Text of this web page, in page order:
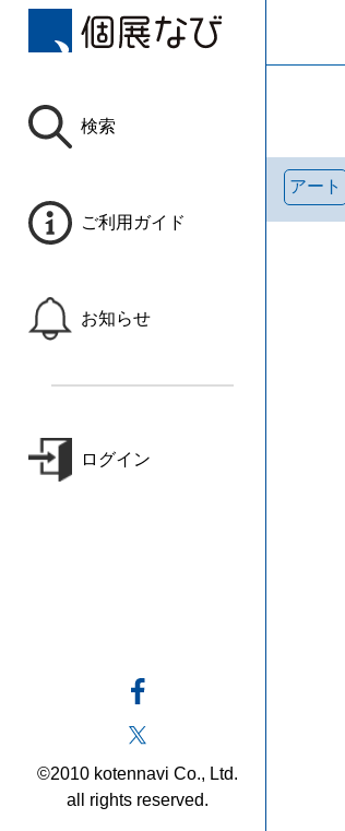
検索
ご利用ガイド
お知らせ
ログイン
©2010 kotennavi Co., Ltd.
all rights reserved.
アート